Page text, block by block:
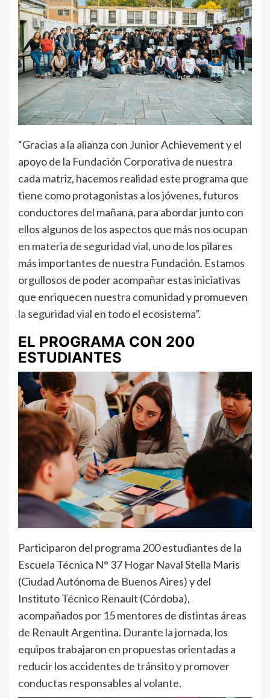
“Gracias a la alianza con Junior Achievement y el
apoyo de la Fundación Corporativa de nuestra
cada matriz, hacemos realidad este programa que
tiene como protagonistas a los jóvenes, futuros
conductores del mañana, para abordar junto con
ellos algunos de los aspectos que más nos ocupan
en materia de seguridad vial, uno de los pilares
más importantes de nuestra Fundación. Estamos
orgullosos de poder acompañar estas iniciativas
que enriquecen nuestra comunidad y promueven
la seguridad vial en todo el ecosistema”.
EL PROGRAMA CON 200
ESTUDIANTES
Participaron del programa 200 estudiantes de la
Escuela Técnica N° 37 Hogar Naval Stella Maris
(Ciudad Autónoma de Buenos Aires) y del
Instituto Técnico Renault (Córdoba),
acompañados por 15 mentores de distintas áreas
de Renault Argentina. Durante la jornada, los
equipos trabajaron en propuestas orientadas a
reducir los accidentes de tránsito y promover
conductas responsables al volante.